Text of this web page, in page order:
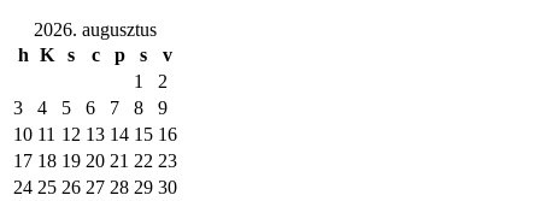
2026. augusztus
h K s c p s
v
1
2
3
4 5 6 7 8
9
10 11 12 13 14 15 16
17 18 19 20 21 22 23
24 25 26 27 28 29 30